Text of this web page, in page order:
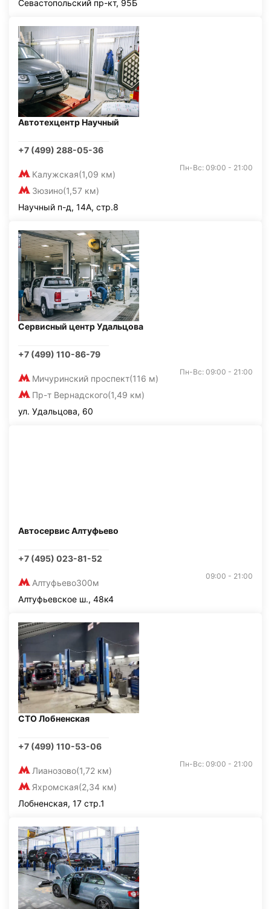
Севастопольский пр-кт, 95Б
Автотехцентр Научный
+7 (499) 288-05-36
Калужская(1,09 км)
Зюзино(1,57 км)
Пн-Вс: 09:00 - 21:00
Научный п-д, 14А, стр.8
Сервисный центр Удальцова
+7 (499) 110-86-79
Мичуринский проспект(116 м)
Пр-т Вернадского(1,49 км)
Пн-Вс: 09:00 - 21:00
ул. Удальцова, 60
Автосервис Алтуфьево
+7 (495) 023-81-52
Алтуфьево300м
09:00 - 21:00
Алтуфьевское ш., 48к4
СТО Лобненская
+7 (499) 110-53-06
Лианозово(1,72 км)
Яхромская(2,34 км)
Пн-Вс: 09:00 - 21:00
Лобненская, 17 стр.1